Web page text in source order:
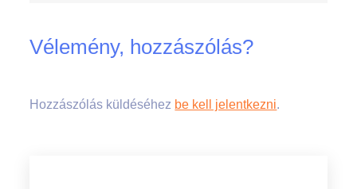
Vélemény, hozzászólás?
Hozzászólás küldéséhez be kell jelentkezni.